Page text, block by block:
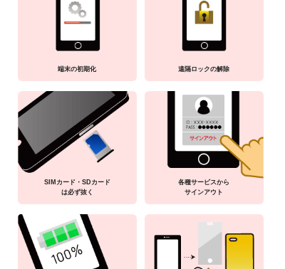
端末の初期化 遠隔ロックの解除
SIMカード・SDカード
は必ず抜く
各種サービスから
サインアウト